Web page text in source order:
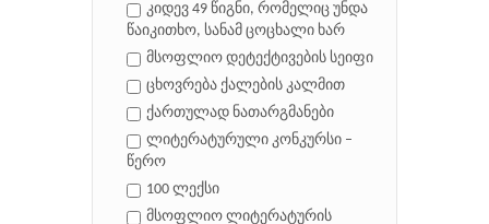
კიდევ 49 წიგნი, რომელიც უნდა
წაიკითხო, სანამ ცოცხალი ხარ
მსოფლიო დეტექტივების სეიფი
ცხოვრება ქალების კალმით
ქართულად ნათარგმანები
ლიტერატურული კონკურსი –
წერო
100 ლექსი
მსოფლიო ლიტერატურის